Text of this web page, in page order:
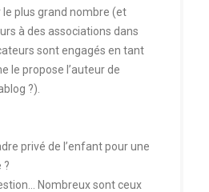
le plus grand nombre (et
à des associations dans
sont engagés en tant
le propose l’auteur de
?).
privé de l’enfant pour une
?
Nombreux sont ceux